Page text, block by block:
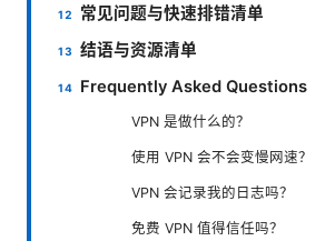
常见问题与快速排错清单
结语与资源清单
Frequently Asked Questions
VPN 是做什么的？
使用 VPN 会不会变慢网速？
VPN 会记录我的日志吗？
免费 VPN 值得信任吗？